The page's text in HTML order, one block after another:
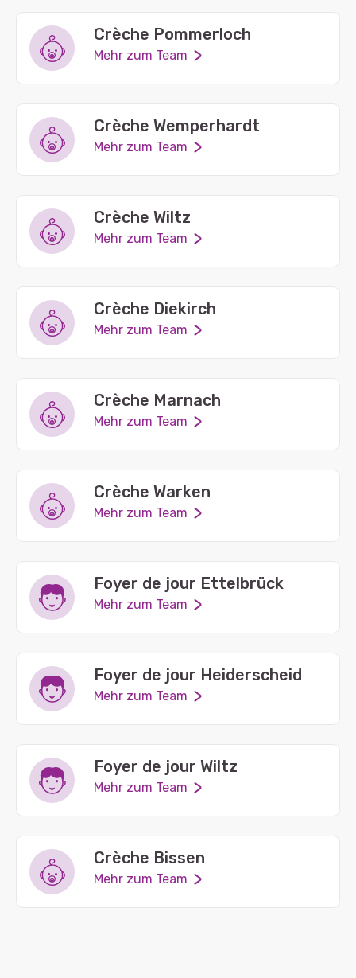
Crèche Pommerloch
Mehr zum Team
Crèche Wemperhardt
Mehr zum Team
Crèche Wiltz
Mehr zum Team
Crèche Diekirch
Mehr zum Team
Crèche Marnach
Mehr zum Team
Crèche Warken
Mehr zum Team
Foyer de jour Ettelbrück
Mehr zum Team
Foyer de jour Heiderscheid
Mehr zum Team
Foyer de jour Wiltz
Mehr zum Team
Crèche Bissen
Mehr zum Team